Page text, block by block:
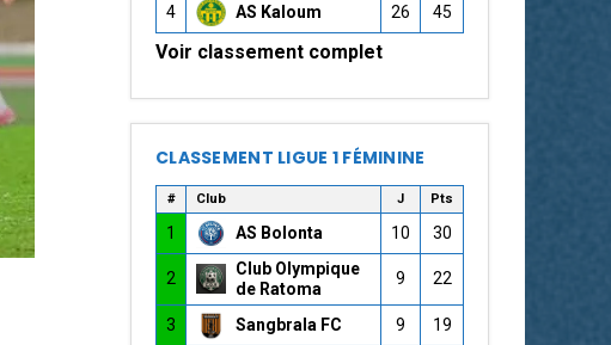
4 AS Kaloum 26 45
Voir classement complet
CLASSEMENT LIGUE 1 FÉMININE
# Club J Pts
1 AS Bolonta 10 30
2
Club Olympique
de Ratoma
9 22
3 Sangbrala FC 9 19